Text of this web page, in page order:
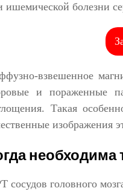
ишемической болезни
взвешенное
и пораженные
Такая
изображения
необходима
сосудов головного